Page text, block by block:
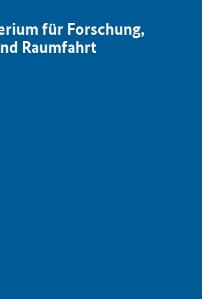
für Forschung,
Raumfahrt